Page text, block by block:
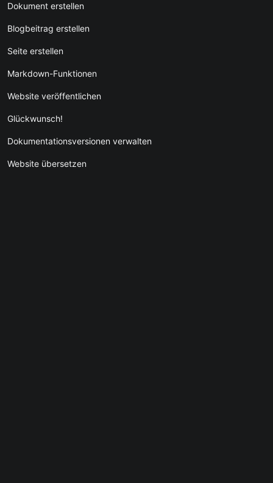
Dokument erstellen
Blogbeitrag erstellen
Seite erstellen
Markdown-Funktionen
Website veröffentlichen
Glückwunsch!
Dokumentationsversionen verwalten
Website übersetzen